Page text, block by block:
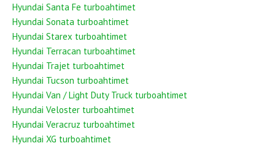
Hyundai Santa Fe turboahtimet
Hyundai Sonata turboahtimet
Hyundai Starex turboahtimet
Hyundai Terracan turboahtimet
Hyundai Trajet turboahtimet
Hyundai Tucson turboahtimet
Hyundai Van / Light Duty Truck turboahtimet
Hyundai Veloster turboahtimet
Hyundai Veracruz turboahtimet
Hyundai XG turboahtimet